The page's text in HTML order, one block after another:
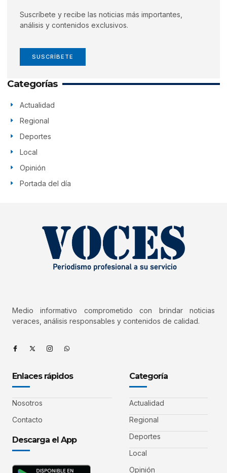
Suscríbete y recibe las noticias más importantes,
análisis y contenidos exclusivos.
SUSCRÍBETE
Categorías
Actualidad
Regional
Deportes
Local
Opinión
Portada del día
Medio informativo comprometido con brindar noticias
veraces, análisis responsables y contenidos de calidad.
Enlaces rápidos
Nosotros
Contacto
Descarga el App
Categoría
Actualidad
Regional
Deportes
Local
Opinión